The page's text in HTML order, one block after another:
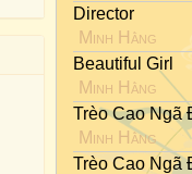
Director
Minh Hằng
Beautiful Girl
Minh Hằng
Trèo Cao Ngã
Minh Hằng
Trèo Cao Ngã